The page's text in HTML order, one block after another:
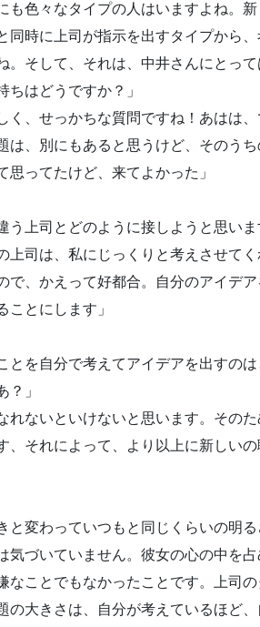
も色々なタイプの人はいますよね。
同時に上司が指示を出すタイプから
。そして、それは、中井さんにとっ
ちはどうですか？」
く、せっかちな質問ですね！あはは
は、別にもあると思うけど、そのう
思ってたけど、来てよかった」
う上司とどのように接しようと思いま
上司は、私にじっくりと考えさせて
で、かえって好都合。自分のアイデ
ことにします」
とを自分で考えてアイデアを出すの
？」
れないといけないと思います。その
、それによって、より以上に新しい
と変わっていつもと同じくらいの明る
気づいていません。彼女の心の中を
なことでもなかったことです。上司
の大きさは、自分が考えているほど